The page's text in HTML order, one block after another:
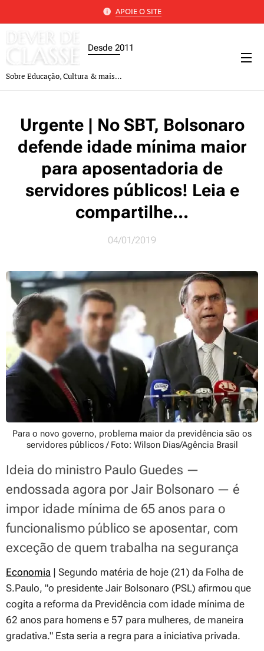
APOIE O SITE
Desde 2011
Sobre Educação, Cultura & mais...
Urgente | No SBT, Bolsonaro
defende idade mínima maior
para aposentadoria de
servidores públicos! Leia e
compartilhe...
04/01/2019
Para o novo governo, problema maior da previdência são os
servidores públicos / Foto: Wilson Dias/Agência Brasil
Ideia do ministro Paulo Guedes —
endossada agora por Jair Bolsonaro — é
impor idade mínima de 65 anos para o
funcionalismo público se aposentar, com
exceção de quem trabalha na segurança
Economia | Segundo matéria de hoje (21) da Folha de
S.Paulo, "o presidente Jair Bolsonaro (PSL) afirmou que
cogita a reforma da Previdência com idade mínima de
62 anos para homens e 57 para mulheres, de maneira
gradativa." Esta seria a regra para a iniciativa privada.